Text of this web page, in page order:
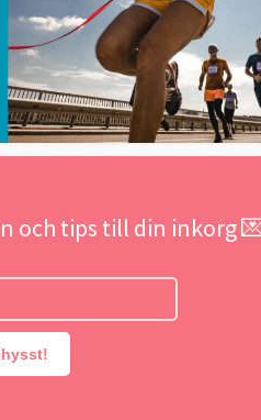
och tips till din inkorg